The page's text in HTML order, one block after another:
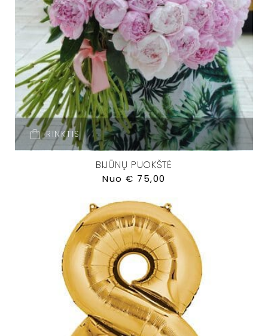
RINKTIS
BIJŪNŲ PUOKŠTĖ
Nuo€ 75,00